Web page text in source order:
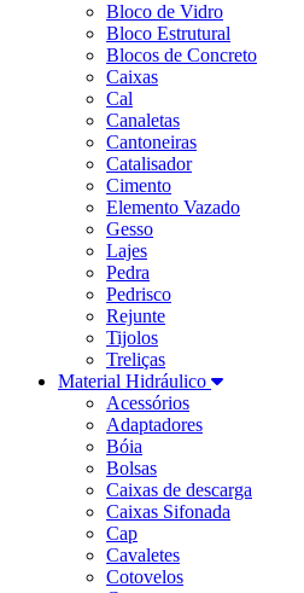
Bloco de Vidro
Bloco Estrutural
Blocos de Concreto
Caixas
Cal
Canaletas
Cantoneiras
Catalisador
Cimento
Elemento Vazado
Gesso
Lajes
Pedra
Pedrisco
Rejunte
Tijolos
Treliças
Material Hidráulico
Acessórios
Adaptadores
Bóia
Bolsas
Caixas de descarga
Caixas Sifonada
Cap
Cavaletes
Cotovelos